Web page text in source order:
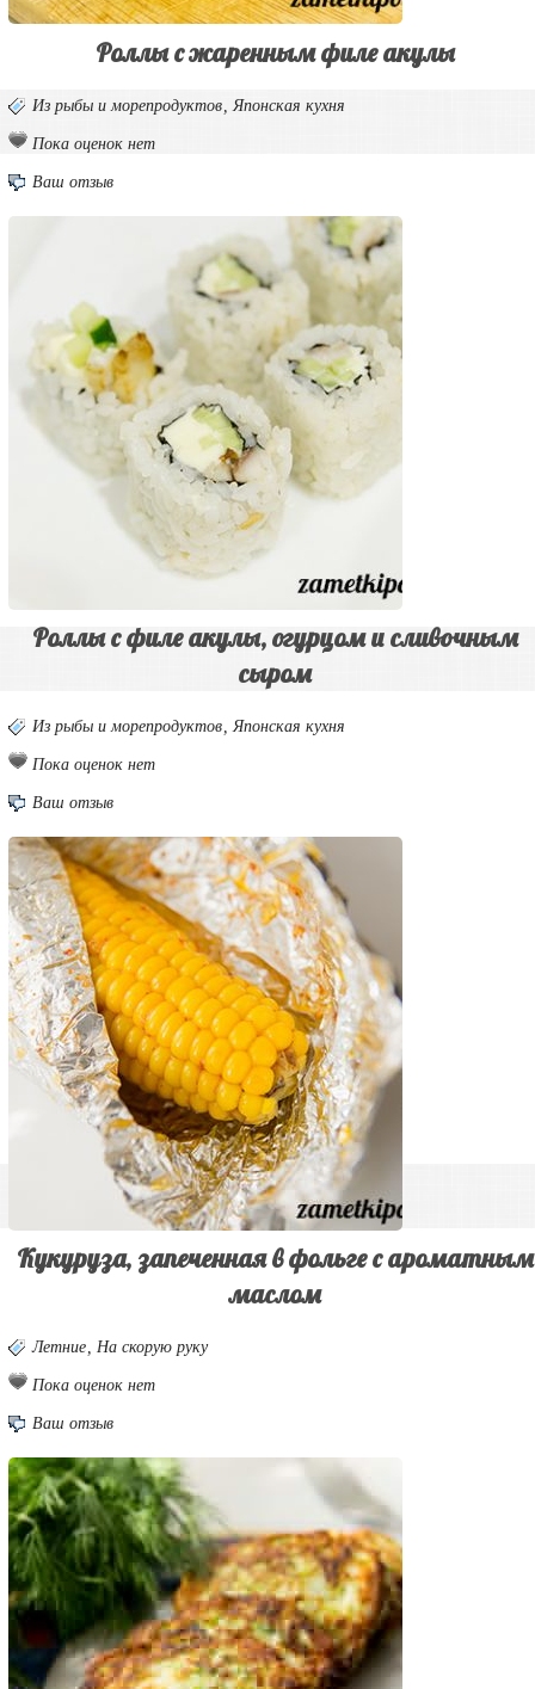
Роллы с жаренным филе акулы
Из рыбы и морепродуктов Японская кухня
Пока оценок нет
Ваш отзыв
Роллы с филе акулы, огурцом и сливочным
сыром
Из рыбы и морепродуктов Японская кухня
Пока оценок нет
Ваш отзыв
Кукуруза, запеченная в фольге с ароматным
маслом
Летние, На скорую руку
Пока оценок нет
Ваш отзыв